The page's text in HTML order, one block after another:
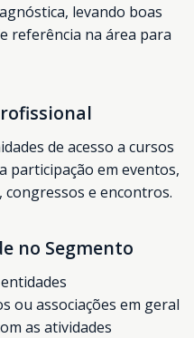
levando boas
referência na área para
de acesso a cursos
participação em eventos,
e encontros.
no Segmento
ou associações em geral
as atividades